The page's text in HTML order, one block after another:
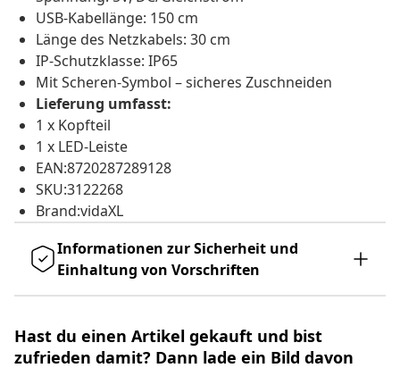
USB-Kabellänge: 150 cm
Länge des Netzkabels: 30 cm
IP-Schutzklasse: IP65
Mit Scheren-Symbol – sicheres Zuschneiden
Lieferung umfasst:
1 x Kopfteil
1 x LED-Leiste
EAN:8720287289128
SKU:3122268
Brand:vidaXL
Informationen zur Sicherheit und
Einhaltung von Vorschriften
Hast du einen Artikel gekauft und bist
zufrieden damit? Dann lade ein Bild davon